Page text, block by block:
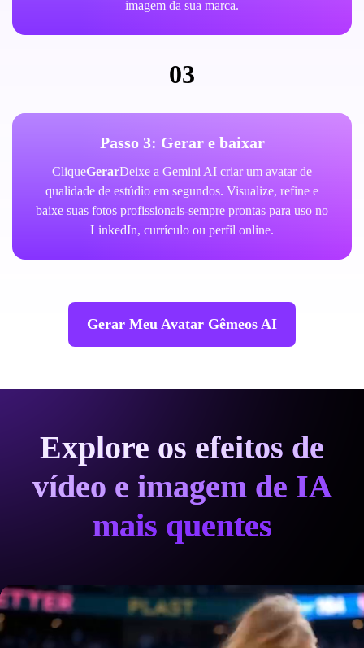
imagem da sua marca.
03
Passo 3: Gerar e baixar
CliqueGerarDeixe a Gemini AI criar um avatar de
qualidade de estúdio em segundos. Visualize, refine e
baixe suas fotos profissionais-sempre prontas para uso no
LinkedIn, currículo ou perfil online.
Gerar Meu Avatar Gêmeos AI
Explore os efeitos de
vídeo e imagem de IA
mais quentes